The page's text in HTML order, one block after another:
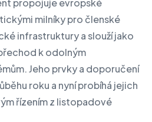
milníky pro členské
infrastruktury a slouží jako
k odolným
Jeho prvky a doporučení
roku a nyní probíhá jejich
řízením z listopadové